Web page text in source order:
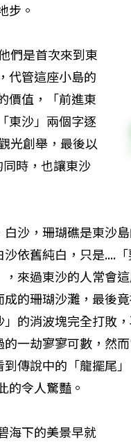
步。
們是首次來到東
代管這座小島的
價值，「前進東
東沙」兩個字逐
光創舉，最後以
時，也讓東沙
白沙，珊瑚礁是東沙
沙依舊純白，只是....
，來過東沙的人常會
成的珊瑚沙灘，最後
」的消波塊完全打敗
的一劫寥寥可數，然
到傳說中的「龍擺尾
的令人驚豔。
海下的美景早就